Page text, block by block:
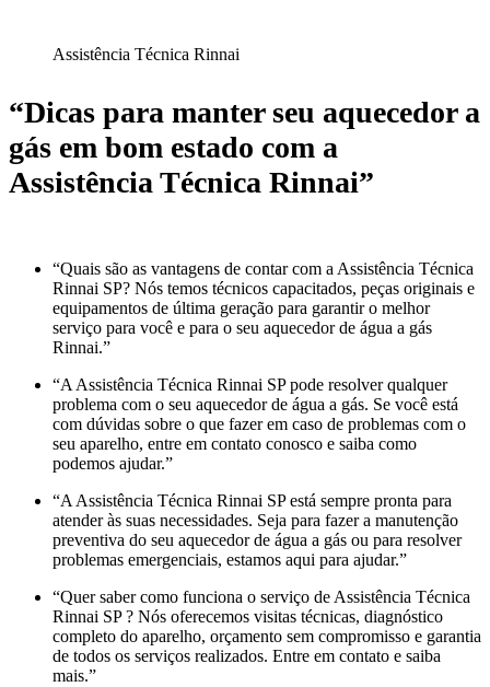
Assistência Técnica Rinnai
“Dicas para manter seu aquecedor a
gás em bom estado com a
Assistência Técnica Rinnai”
“Quais são as vantagens de contar com a Assistência Técnica
Rinnai SP? Nós temos técnicos capacitados, peças originais e
equipamentos de última geração para garantir o melhor
serviço para você e para o seu aquecedor de água a gás
Rinnai.”
“A Assistência Técnica Rinnai SP pode resolver qualquer
problema com o seu aquecedor de água a gás. Se você está
com dúvidas sobre o que fazer em caso de problemas com o
seu aparelho, entre em contato conosco e saiba como
podemos ajudar.”
“A Assistência Técnica Rinnai SP está sempre pronta para
atender às suas necessidades. Seja para fazer a manutenção
preventiva do seu aquecedor de água a gás ou para resolver
problemas emergenciais, estamos aqui para ajudar.”
“Quer saber como funciona o serviço de Assistência Técnica
Rinnai SP ? Nós oferecemos visitas técnicas, diagnóstico
completo do aparelho, orçamento sem compromisso e garantia
de todos os serviços realizados. Entre em contato e saiba
mais.”